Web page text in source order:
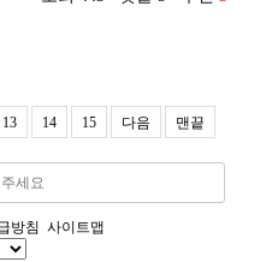
13 14 15 다음 맨끝
방침 사이트맵